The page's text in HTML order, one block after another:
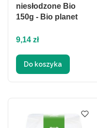
niesłodzone Bio
150g - Bio planet
Cena
9,14 zł
Do koszyka